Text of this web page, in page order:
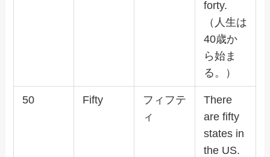
forty.
（人生は
40歳か
ら始ま
る。）
50 Fifty
フィフテ
ィ
There
are fifty
states in
the US.